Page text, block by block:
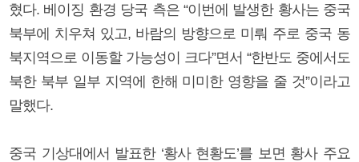
혔다. 베이징 환경 당국 측은 “이번에 발생한 황사는 중국
북부에 치우쳐 있고, 바람의 방향으로 미뤄 주로 중국 동
북지역으로 이동할 가능성이 크다”면서 “한반도 중에서도
북한 북부 일부 지역에 한해 미미한 영향을 줄 것”이라고
말했다.
중국 기상대에서 발표한 ‘황사 현황도’를 보면 황사 주요